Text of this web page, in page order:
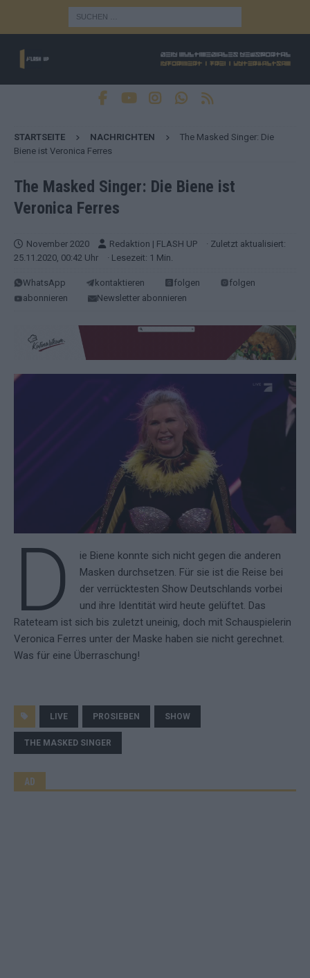
STARTSEITE NACHRICHTEN
The Masked Singer: Die
Biene ist Veronica Ferres
The Masked Singer: Die Biene ist
Veronica Ferres
November 2020 Redaktion | FLASH UP
· Zuletzt aktualisiert:
25.11.2020, 00:42 Uhr
· Lesezeit: 1 Min.
WhatsApp kontaktieren folgen
folgen
abonnieren
Newsletter abonnieren
D
ie Biene konnte sich nicht gegen die anderen
Masken durchsetzen. Für sie ist die Reise bei
der verrücktesten Show Deutschlands vorbei
und ihre Identität wird heute gelüftet. Das
Rateteam ist sich bis zuletzt uneinig, doch mit Schauspielerin
Veronica Ferres unter der Maske haben sie nicht gerechnet.
Was für eine Überraschung!
LIVE PROSIEBEN SHOW
THE MASKED SINGER
AD